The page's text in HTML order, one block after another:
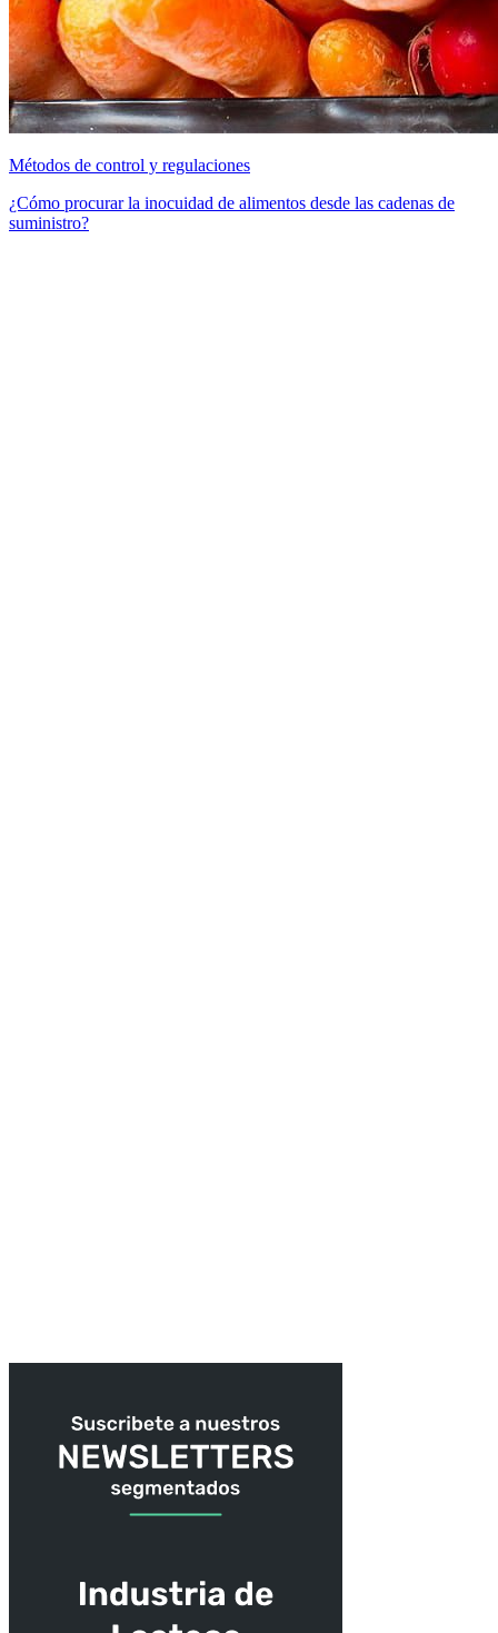
Métodos de control y regulaciones
¿Cómo procurar la inocuidad de alimentos desde las cadenas de
suministro?